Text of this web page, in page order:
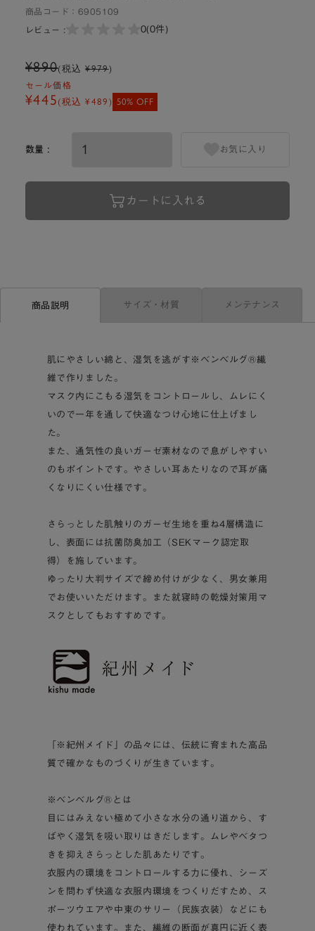
商品コード： 6905109
レビュー : 0(0件)
¥890(税込¥979)
セール価格
¥445 (税込¥489 ) 50% OFF
数量 :
カートに入れる
お気に入り
商品説明 サイズ・材質 メンテナンス
肌にやさしい綿と、湿気を逃がす※ベンベルグ®繊
維で作りました。
マスク内にこもる湿気をコントロールし、ムレにく
いので一年を通して快適なつけ心地に仕上げまし
た。
また、通気性の良いガーゼ素材なので息がしやすい
のもポイントです。やさしい耳あたりなので耳が痛
くなりにくい仕様です。
さらっとした肌触りのガーゼ生地を重ね4層構造に
し、表面には抗菌防臭加工（SEKマーク認定取
得）を施しています。
ゆったり大判サイズで締め付けが少なく、男女兼用
でお使いいただけます。また就寝時の乾燥対策用マ
スクとしてもおすすめです。
「※紀州メイド」の品々には、伝統に育まれた高品
質で確かなものづくりが生きています。
※ベンベルグ®とは
目にはみえない極めて小さな水分の通り道から、す
ばやく湿気を吸い取りはきだします。ムレやベタつ
きを抑えさらっとした肌あたりです。
衣服内の環境をコントロールする力に優れ、シーズ
ンを問わず快適な衣服内環境をつくりだすため、ス
ポーツウエアや中東のサリー（民族衣装）などにも
使われています。また、繊維の断面が真円に近く表